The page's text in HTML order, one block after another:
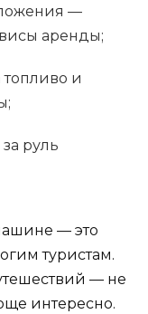
—
аренды;
и
руль
— это
туристам.
— не
интересно.